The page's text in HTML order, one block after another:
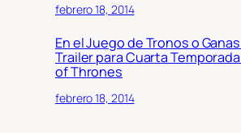
febrero 18, 2014
En el Juego de Tronos o
Trailer para Cuarta
of Thrones
febrero 18, 2014